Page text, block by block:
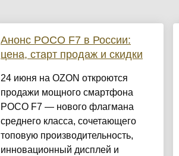
Анонс POCO F7 в России:
цена, старт продаж и скидки
24 июня на OZON откроются
продажи мощного смартфона
POCO F7 — нового флагмана
среднего класса, сочетающего
топовую производительность,
инновационный дисплей и